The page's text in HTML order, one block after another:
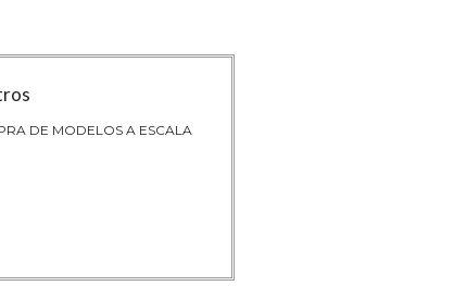
DE MODELOS A ESCALA